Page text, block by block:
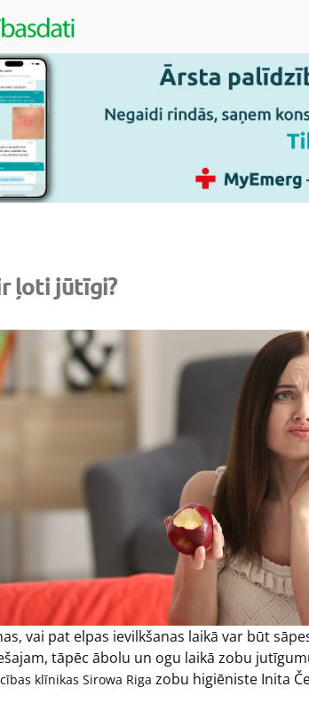
ļoti jūtīgi?
vai pat elpas ievilkšanas laikā var būt
tāpēc ābolu un ogu laikā zobu
klīnikas Sirowa Riga zobu higiēniste Inita